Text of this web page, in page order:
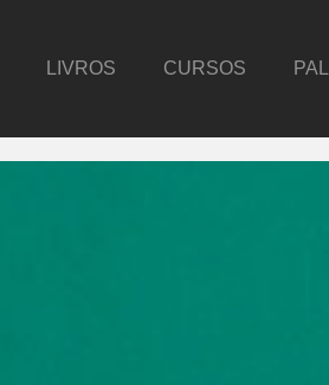
LIVROS CURSOS